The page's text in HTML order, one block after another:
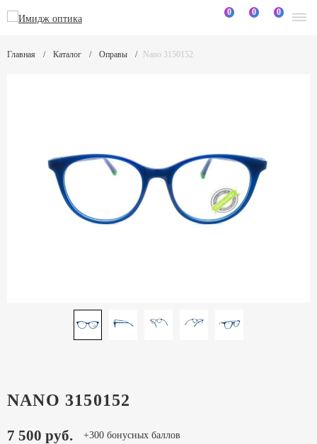
0 0 0
Главная Каталог Оправы Nano 3150152
NANO 3150152
7 500 руб. +300 бонусных баллов